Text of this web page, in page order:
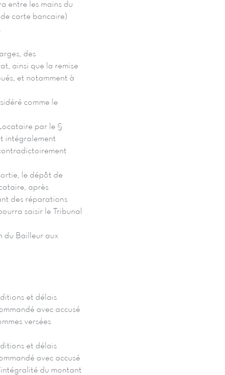
entre les mains du
carte bancaire)
des
ainsi que la remise
et notamment à
comme le
par le §
intégralement
le dépôt de
après
des réparations
saisir le Tribunal
du Bailleur aux
et délais
avec accusé
versées
et délais
avec accusé
du montant